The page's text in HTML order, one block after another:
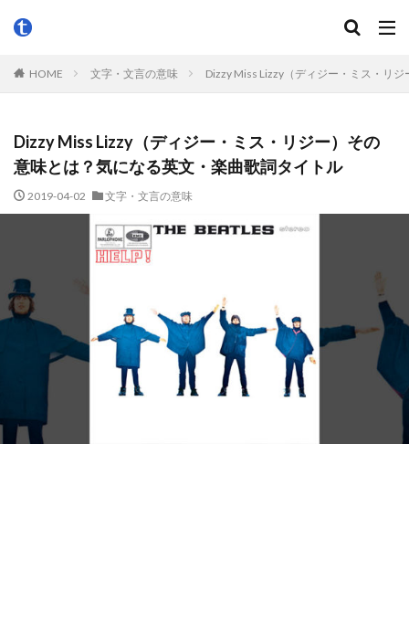
HOME 文字・文言の意味 Dizzy Miss Lizzy（ディジー・ミス・リ
Dizzy Miss Lizzy（ディジー・ミス・リジー）その
意味とは？気になる英文・楽曲歌詞タイトル
2019-04-02 文字・文言の意味